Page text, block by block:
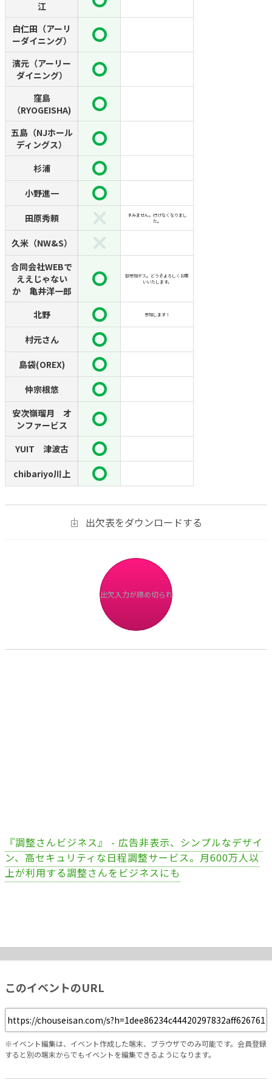
江
白仁田（アーリ
ーダイニング）
濱元（アーリー
ダイニング）
窪島
（RYOGEISHA)
五島（NJホール
ディングス）
杉浦
小野進一
田原秀頼
すみません。行けなくなりまし
た。
久米（NW&S）
合同会社WEBで
ええじゃない
か 亀井洋一郎
初参加デス。どうぞよろしくお願
いいたします。
北野 参加します！
村元さん
島袋(OREX)
仲宗根悠
安次嶺瑠月 オ
ンファービス
YUIT 津波古
chibariyo川上
出欠表をダウンロードする
『調整さんビジネス』 - 広告非表示、シンプルなデザイ
ン、高セキュリティな日程調整サービス。月600万人以
上が利用する調整さんをビジネスにも
このイベントのURL
※イベント編集は、イベント作成した端末、ブラウザでのみ可能です。会員登録
すると別の端末からでもイベントを編集できるようになります。